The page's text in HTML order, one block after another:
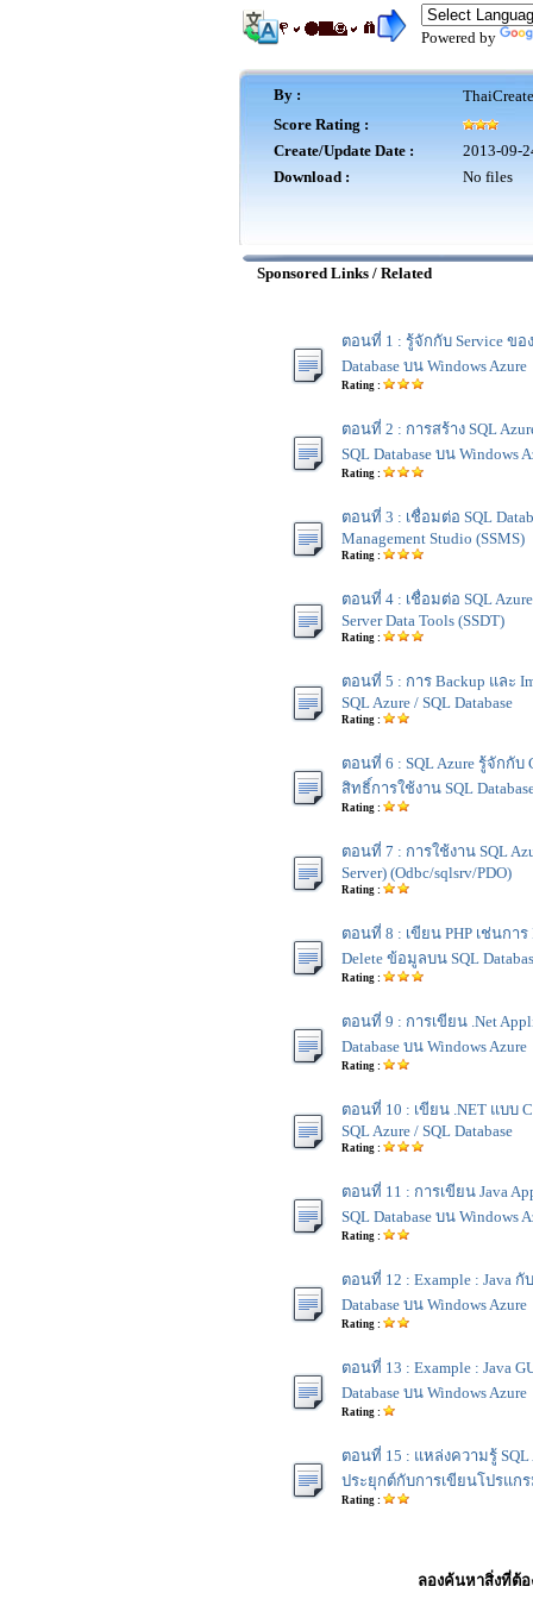
Powered by
By :
Score Rating :
Create/Update Date :
2013-09-
Download :
No files
Sponsored Links / Related
ตอนที่ 1 : รู้จักกับ Service ของ
Database บน Windows Azure
Rating :
ตอนที่ 2 : การสร้าง SQL
SQL Database บน Windows
Rating :
ตอนที่ 3 : เชื่อมต่อ SQL
Management Studio (SSMS)
Rating :
ตอนที่ 4 : เชื่อมต่อ SQL
Server Data Tools (SSDT)
Rating :
ตอนที่ 5 : การ Backup และ
SQL Azure / SQL Database
Rating :
ตอนที่ 6 : SQL Azure รู้จักกับ
สิทธิ์การใช้งาน SQL
Rating :
ตอนที่ 7 : การใช้งาน SQL
Server) (Odbc/sqlsrv/PDO)
Rating :
ตอนที่ 8 : เขียน PHP เช่นการ
Delete ข้อมูลบน SQL
Rating :
ตอนที่ 9 : การเขียน .Net
Database บน Windows Azure
Rating :
ตอนที่ 10 : เขียน .NET แบบ
SQL Azure / SQL Database
Rating :
ตอนที่ 11 : การเขียน Java
SQL Database บน Windows
Rating :
ตอนที่ 12 : Example : Java กั
Database บน Windows Azure
Rating :
ตอนที่ 13 : Example : Java
Database บน Windows Azure
Rating :
ตอนที่ 15 : แหล่งความรู้ SQL
ประยุกต์กับการเขียนโปรแกร
Rating :
ลองค้นหาสิ่งที่ต้อ